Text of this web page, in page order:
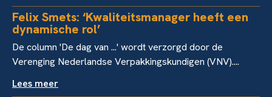
Felix Smets: ‘Kwaliteitsmanager heeft een
dynamische rol’
De column 'De dag van ...' wordt verzorgd door de
Verenging Nederlandse Verpakkingskundigen (VNV)....
Lees meer